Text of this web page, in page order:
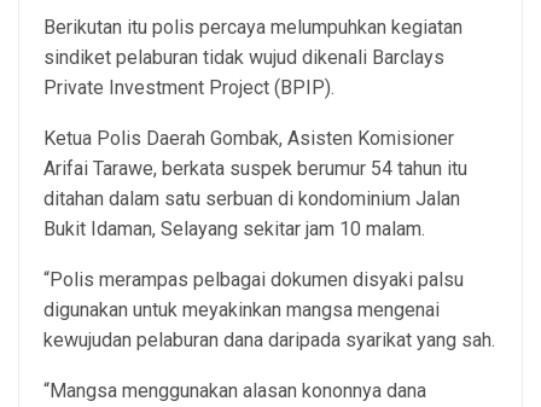
Berikutan itu polis percaya melumpuhkan kegiatan
sindiket pelaburan tidak wujud dikenali Barclays
Private Investment Project (BPIP).
Ketua Polis Daerah Gombak, Asisten Komisioner
Arifai Tarawe, berkata suspek berumur 54 tahun itu
ditahan dalam satu serbuan di kondominium Jalan
Bukit Idaman, Selayang sekitar jam 10 malam.
“Polis merampas pelbagai dokumen disyaki palsu
digunakan untuk meyakinkan mangsa mengenai
kewujudan pelaburan dana daripada syarikat yang sah.
“Mangsa menggunakan alasan kononnya dana